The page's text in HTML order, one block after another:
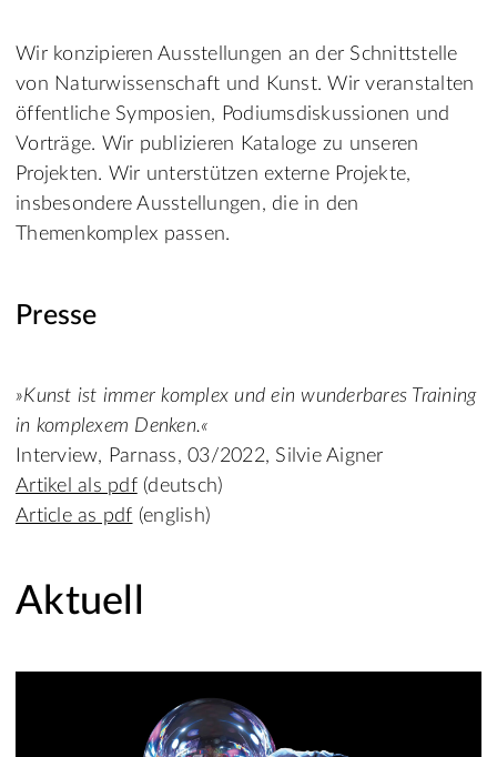
Wir konzipieren Ausstellungen an der Schnittstelle
von Naturwissenschaft und Kunst. Wir veranstalten
öffentliche Symposien, Podiumsdiskussionen und
Vorträge. Wir publizieren Kataloge zu unseren
Projekten. Wir unterstützen externe Projekte,
insbesondere Ausstellungen, die in den
Themenkomplex passen.
Presse
»Kunst ist immer komplex und ein wunderbares Training
in komplexem Denken.«
Interview, Parnass, 03/2022, Silvie Aigner
Artikel als pdf(deutsch)
Article as pdf (english)
Aktuell